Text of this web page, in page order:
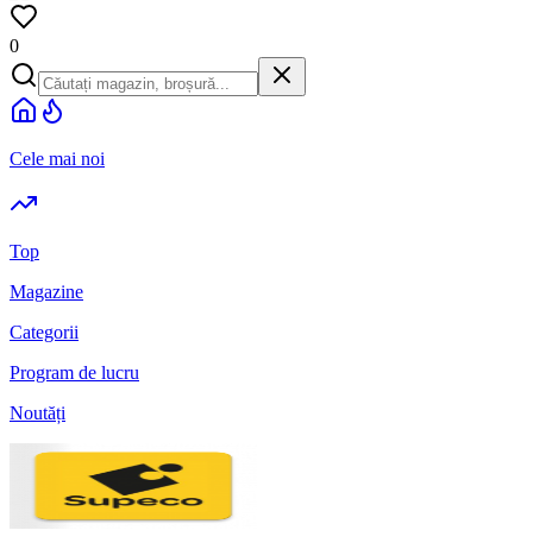
0
Cele mai noi
Top
Magazine
Categorii
Program de lucru
Noutăți